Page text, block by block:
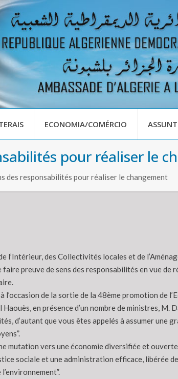
ECONOMIA/COMÉRCIO
pour réaliser le
des responsabilités pour réaliser le changement
l’Intérieur, des Collectivités locales et de
faire preuve de sens des responsabilités en vue
à l’occasion de la sortie de la 48ème promotion de
Haouès, en présence d’un nombre de ministres,
d’autant que vous êtes appelés à assumer une
mutation vers une économie diversifiée et
sociale et une administration efficace, libérée